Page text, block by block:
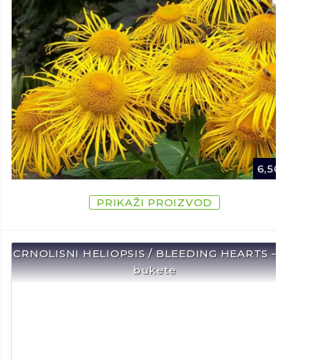
6,50
PRIKAŽI PROIZVOD
CRNOLISNI HELIOPSIS / BLEEDING HEARTS – Za
bukete